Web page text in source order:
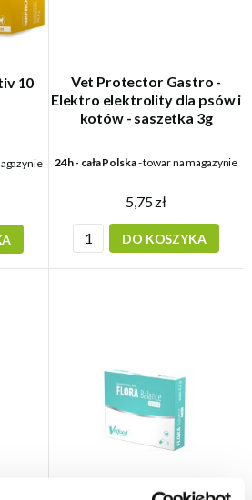
10
Vet Protector Gastro -
Elektro elektrolity dla psów i
kotów - saszetka 3g
24h - cała Polska- towar na magazynie
5,75 zł
DO KOSZYKA